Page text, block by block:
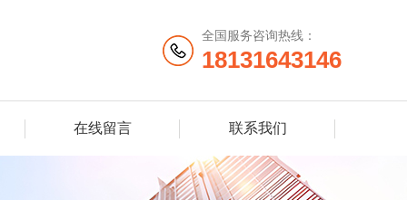
全国服务咨询热线：
18131643146
在线留言 联系我们